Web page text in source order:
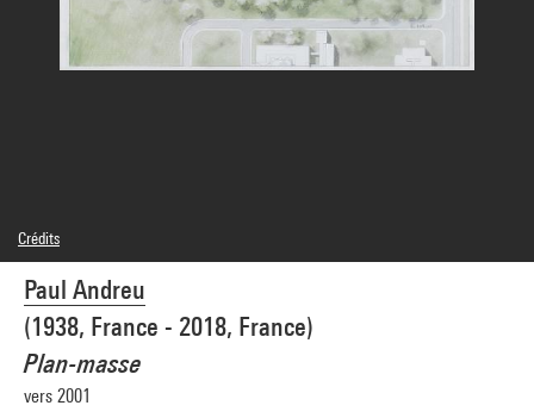
Paul Andreu
(1938, France - 2018, France)
Plan-masse
vers 2001
Crédits
© Adagp, Paris
Crédit photographique : Centre Pompidou, MNAM-CCI/Audrey Laurans/Dist.
GrandPalaisRmn
Réf. image : 4Y20375
Diffusion image :GrandPalaisRmnPhoto